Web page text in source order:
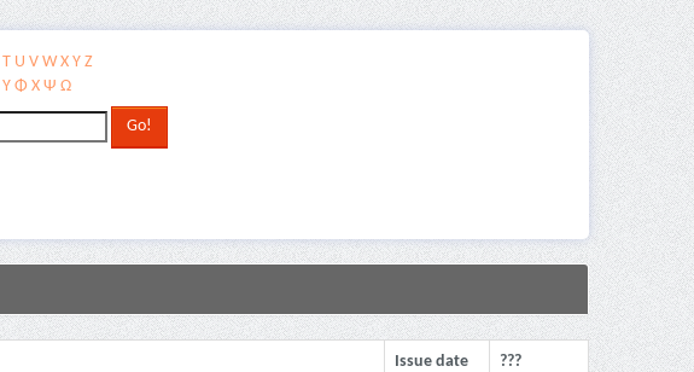
T U V W X Y Z
Υ Φ Χ Ψ Ω
Issue date
???